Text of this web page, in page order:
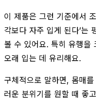
이 제품은 그런 기준에서
각보다 자주 입게 된다’는
볼 수 있어요. 특히 유행을
오래 입는 데 유리해요.
구체적으로 말하면, 몸매
러운 분위기를 원할 때 좋